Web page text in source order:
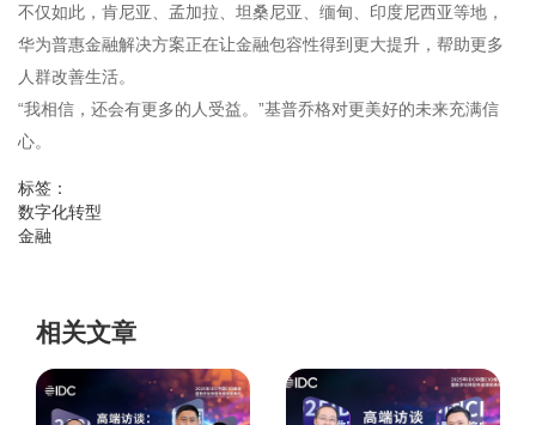
不仅如此，肯尼亚、孟加拉、坦桑尼亚、缅甸、印度尼西亚等地，
华为普惠金融解决方案正在让金融包容性得到更大提升，帮助更多
人群改善生活。
“我相信，还会有更多的人受益。”基普乔格对更美好的未来充满信
心。
标签：
数字化转型
金融
相关文章